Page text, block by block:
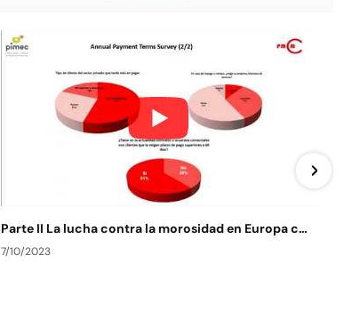
Parte II La lucha contra la morosidad en Europa contexto actual y de futuro
7/10/2023